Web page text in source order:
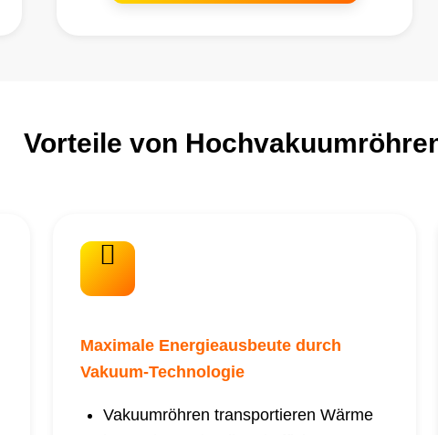
Vorteile von
Maximale Energieausbeute durch
Vakuum-Technologie
Vakuumröhren transportieren Wärme